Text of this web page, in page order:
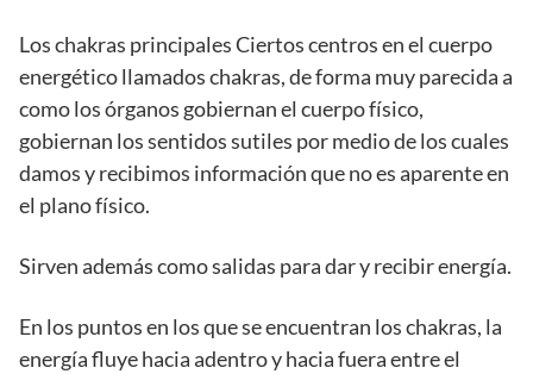
Los chakras principales Ciertos centros en el cuerpo
energético llamados chakras, de forma muy parecida a
como los órganos gobiernan el cuerpo físico,
gobiernan los sentidos sutiles por medio de los cuales
damos y recibimos información que no es aparente en
el plano físico.
Sirven además como salidas para dar y recibir energía.
En los puntos en los que se encuentran los chakras, la
energía fluye hacia adentro y hacia fuera entre el